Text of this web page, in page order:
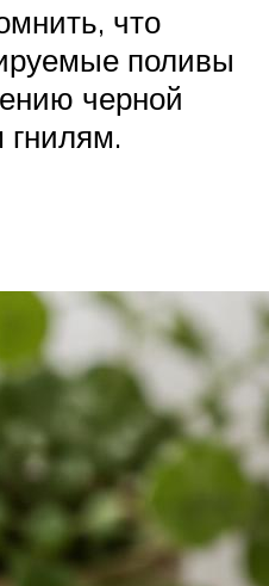
что
поливы
черной
гнилям.